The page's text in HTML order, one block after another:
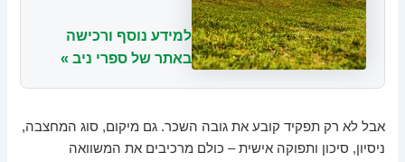
למידע נוסף ורכישה
באתר של ספרי ניב »
אבל לא רק תפקיד קובע את גובה השכר. גם מיקום, סוג המחצבה,
ניסיון, סיכון ותפוקה אישית – כולם מרכיבים את המשוואה